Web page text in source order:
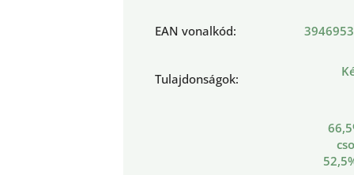
EAN vonalkód:
Tulajdonságok: